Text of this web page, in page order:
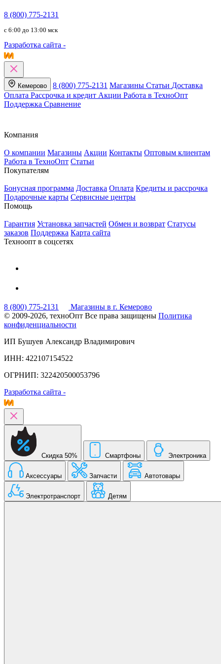
8 (800) 775-2131
c 6:00 до 13:00 мск
Разработка сайта -
Кемерово 8 (800) 775-2131 Магазины Статьи Доставка
Оплата Рассрочка и кредит Акции Работа в ТехноОпт
Поддержка Сравнение
Компания
О компании Магазины Акции Контакты Оптовым клиентам
Работа в ТехноОпт Статьи
Покупателям
Бонусная программа Доставка Оплата Кредиты и рассрочка
Подарочные карты Сервисные центры
Помощь
Гарантия Установка запчастей Обмен и возврат Статусы
заказов Поддержка Карта сайта
Техноопт в соцсетях
8 (800) 775-2131
Магазины в г. Кемерово
© 2009-2026, техноОпт Все права защищены Политика
конфиденциальности
ИП Бушуев Александр Владимирович
ИНН: 422107154522
ОГРНИП: 322420500053796
Разработка сайта -
Скидка 50% Смартфоны Электроника
Аксессуары Запчасти Автотовары
Электротранспорт Детям